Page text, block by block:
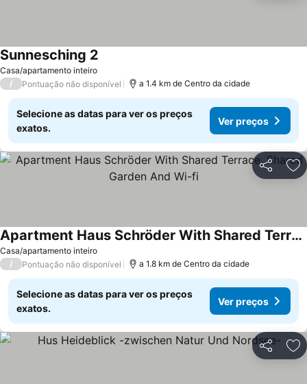
Casa/apartamento inteiro
Sunnesching 2
/ Pontuação não disponível a 1.4 km de Centro da cidade
Selecione as datas para ver os preços
exatos.
Ver preços
Partilhar
Casa/apartamento inteiro
Apartment Haus Schröder With Shared Terrace, Shared Garden And Wi-fi
/ Pontuação não disponível a 1.8 km de Centro da cidade
Selecione as datas para ver os preços
exatos.
Ver preços
Partilhar